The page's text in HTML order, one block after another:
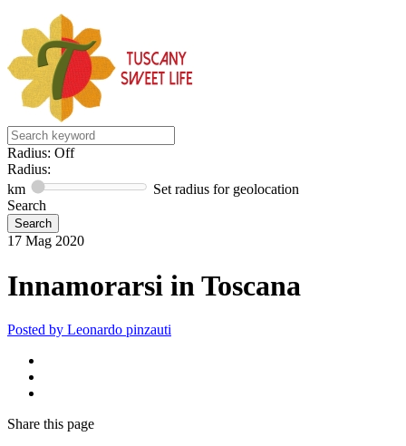
Radius: Off
Radius:
km
Set radius for geolocation
Search
17 Mag 2020
Innamorarsi in Toscana
Posted by Leonardo pinzauti
Share this page